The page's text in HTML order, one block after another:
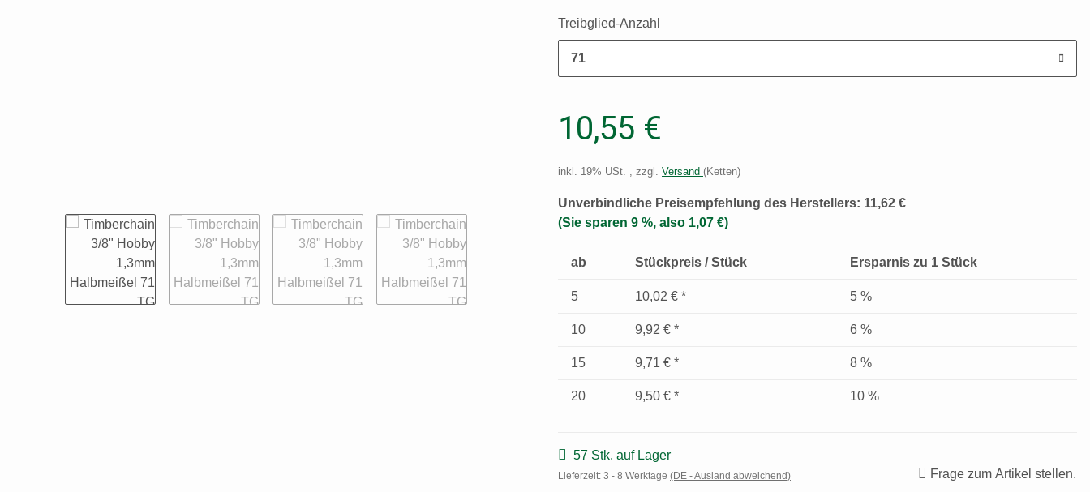
Treibglied-Anzahl
71
10,55 €
inkl. 19% USt. , zzgl. Versand (Ketten)
Unverbindliche Preisempfehlung des Herstellers: 11,62 €
(Sie sparen 9 %, also 1,07 €)
ab Stückpreis / Stück Ersparnis zu 1 Stück
5 10,02 € * 5 %
10 9,92 € * 6 %
15 9,71 € * 8 %
20 9,50 € * 10 %
57 Stk. auf Lager
Lieferzeit: 3 - 8 Werktage (DE - Ausland abweichend) Frage zum Artikel stellen.